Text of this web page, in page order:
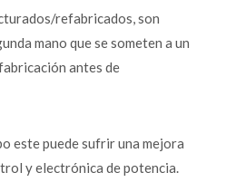
refabricados, son
mano que se someten a un
antes de
este puede sufrir una mejora
y electrónica de potencia.